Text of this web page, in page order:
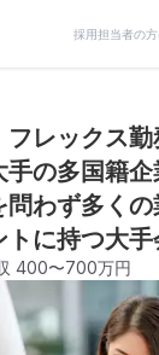
採用担当者の
フレックス
の多国籍
わず多く
に持つ大
400〜700万円